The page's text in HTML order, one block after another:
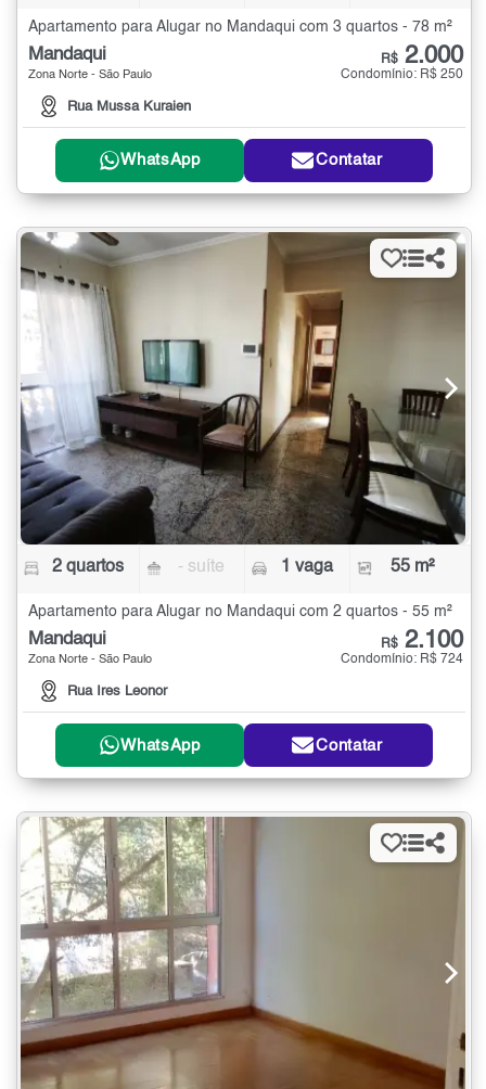
Apartamento para Alugar no Mandaqui com 3 quartos - 78 m²
Mandaqui
Zona Norte - São Paulo
Rua Mussa Kuraien
R$ 2.000
Condomínio: R$ 250
WhatsApp Contatar
2 quartos - suíte 1 vaga 55 m²
Apartamento para Alugar no Mandaqui com 2 quartos - 55 m²
Mandaqui
Zona Norte - São Paulo
Rua Ires Leonor
R$ 2.100
Condomínio: R$ 724
WhatsApp Contatar